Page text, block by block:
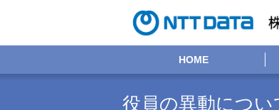
HOME
役員の異動につい